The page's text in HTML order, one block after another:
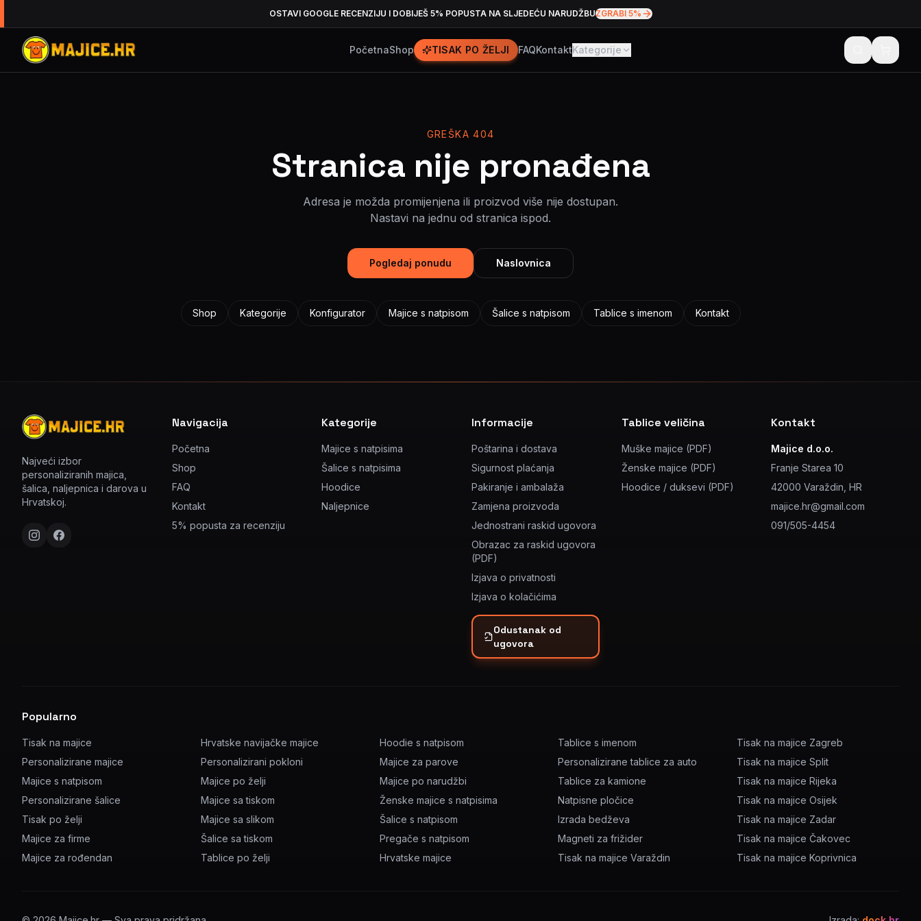
OSTAVI GOOGLE RECENZIJU I DOBIJEŠ 5% POPUSTA NA SLJEDEĆU NARUDŽBUZGRABI 5%
PočetnaShop TISAK PO ŽELJI FAQKontaktKategorije
GREŠKA 404
Stranica nije pronađena
Adresa je možda promijenjena ili proizvod više nije dostupan.
Nastavi na jednu od stranica ispod.
Pogledaj ponudu Naslovnica
Shop Kategorije Konfigurator Majice s natpisom Šalice s natpisom Tablice s imenom Kontakt
Najveći izbor
personaliziranih majica,
šalica, naljepnica i darova u
Hrvatskoj.
Navigacija
Početna
Shop
FAQ
Kontakt
5% popusta za recenziju
Kategorije
Majice s natpisima
Šalice s natpisima
Hoodice
Naljepnice
Informacije
Poštarina i dostava
Sigurnost plaćanja
Pakiranje i ambalaža
Zamjena proizvoda
Jednostrani raskid ugovora
Obrazac za raskid ugovora
(PDF)
Izjava o privatnosti
Izjava o kolačićima
Odustanak od
ugovora
Tablice veličina
Muške majice (PDF)
Ženske majice (PDF)
Hoodice / duksevi (PDF)
Kontakt
Majice d.o.o.
Franje Starea 10
42000 Varaždin, HR
majice.hr@gmail.com
091/505-4454
Popularno
Tisak na majice
Personalizirane majice
Majice s natpisom
Personalizirane šalice
Tisak po želji
Majice za firme
Majice za rođendan
Hrvatske navijačke majice
Personalizirani pokloni
Majice po želji
Majice sa tiskom
Majice sa slikom
Šalice sa tiskom
Tablice po želji
Hoodie s natpisom
Majice za parove
Majice po narudžbi
Ženske majice s natpisima
Šalice s natpisom
Pregače s natpisom
Hrvatske majice
Tablice s imenom
Personalizirane tablice za auto
Tablice za kamione
Natpisne pločice
Izrada bedževa
Magneti za frižider
Tisak na majice Varaždin
Tisak na majice Zagreb
Tisak na majice Split
Tisak na majice Rijeka
Tisak na majice Osijek
Tisak na majice Zadar
Tisak na majice Čakovec
Tisak na majice Koprivnica